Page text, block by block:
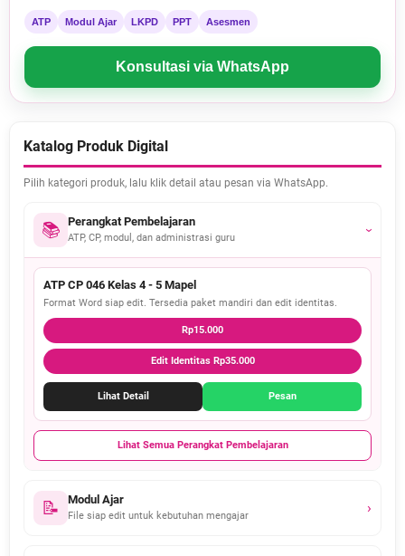
ATP Modul Ajar LKPD PPT Asesmen
Konsultasi via WhatsApp
Katalog Produk Digital
Pilih kategori produk, lalu klik detail atau pesan via WhatsApp.
📚 Perangkat Pembelajaran
ATP, CP, modul, dan administrasi guru
›
ATP CP 046 Kelas 4 - 5 Mapel
Format Word siap edit. Tersedia paket mandiri dan edit identitas.
Rp15.000
Edit Identitas Rp35.000
Lihat Detail Pesan
Lihat Semua Perangkat Pembelajaran
📝 Modul Ajar
File siap edit untuk kebutuhan mengajar ›